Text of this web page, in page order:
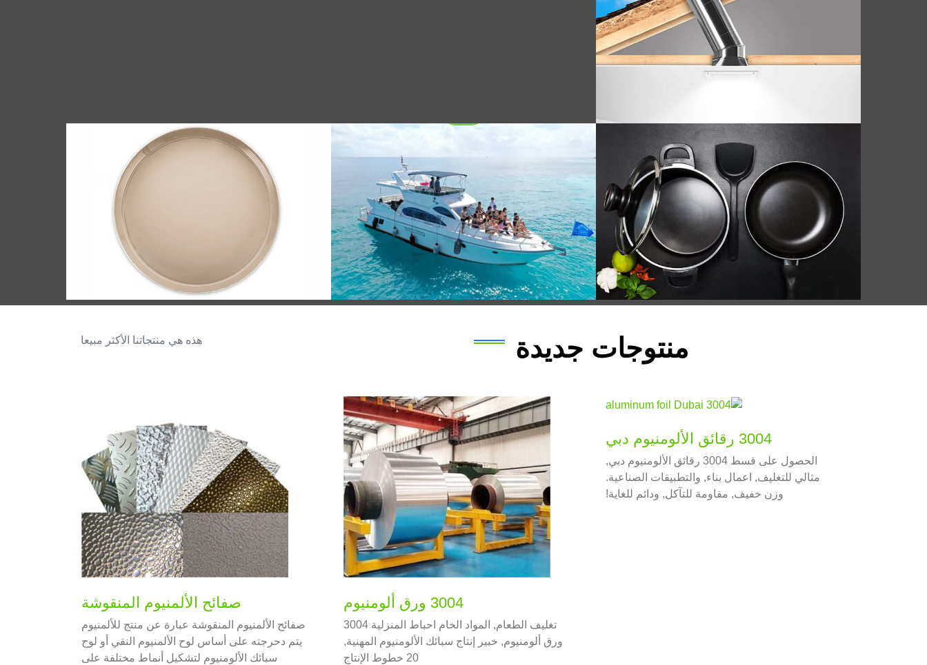
استكشاف أقراص الألومنيوم لأدوات الطهي مع
الموصلية الحرارية الفائقة, تصميم خفيف الوزن,
ومقاومة التآكل. مثالي للقلي, طناجر الضغط,
وملاءات الخبز.
منتوجات جديدة هذه هي منتجاتنا الأكثر مبيعا
3004 رقائق الألومنيوم دبي
الحصول على قسط 3004 رقائق الألومنيوم دبي,
مثالي للتغليف, اعمال بناء, والتطبيقات الصناعية.
وزن خفيف, مقاومة للتآكل, ودائم للغاية!
3004 ورق ألومنيوم
تغليف الطعام, المواد الخام احباط المنزلية 3004
ورق ألومنيوم, خبير إنتاج سبائك الألومنيوم المهنية,
20 خطوط الإنتاج
صفائح الألمنيوم المنقوشة
صفائح الألمنيوم المنقوشة عبارة عن منتج للألمنيوم
يتم دحرجته على أساس لوح الألمنيوم النقي أو لوح
سبائك الألومنيوم لتشكيل أنماط مختلفة على